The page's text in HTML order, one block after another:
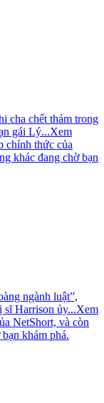
cha chết thảm trong
gái Lý...Xem
chính thức của
khác đang chờ bạn
ngành luật”,
sĩ Harrison ủy...Xem
NetShort, và còn
khám phá.